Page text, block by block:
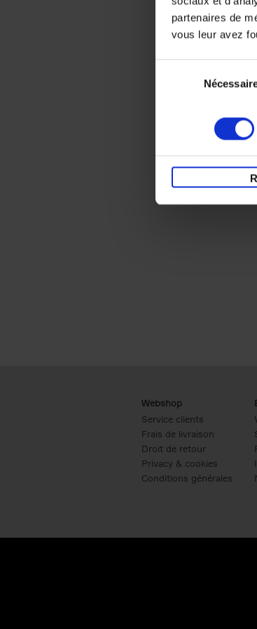
partenaires de
vous leur avez
Webshop
Service clients
Frais de livraison
Droit de retour
Privacy & cookies
Conditions générales